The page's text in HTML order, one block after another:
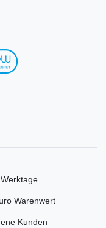
Warenwert
Kunden